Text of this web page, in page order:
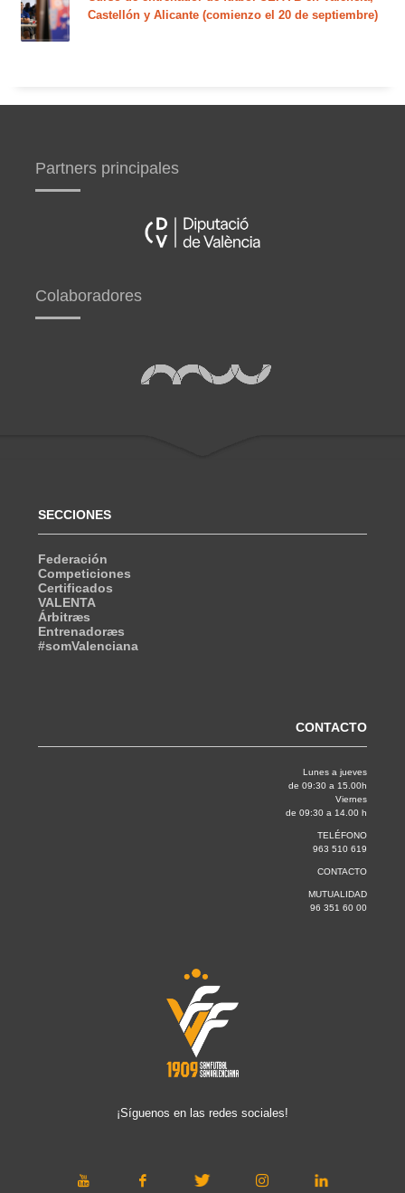
Castellón y Alicante (comienzo el 20 de septiembre)
Partners principales
Colaboradores
SECCIONES
Federación
Competiciones
Certificados
VALENTA
Árbitræs
Entrenadoræs
#somValenciana
CONTACTO
Lunes a jueves
de 09:30 a 15.00h
Viernes
de 09:30 a 14.00 h
TELÉFONO
963 510 619
CONTACTO
MUTUALIDAD
96 351 60 00
¡Síguenos en las redes sociales!